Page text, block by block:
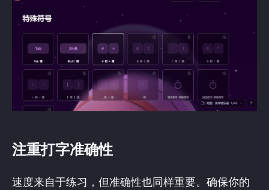
注重打字准确性
速度来自于练习，但准确性也同样重要。确保你的